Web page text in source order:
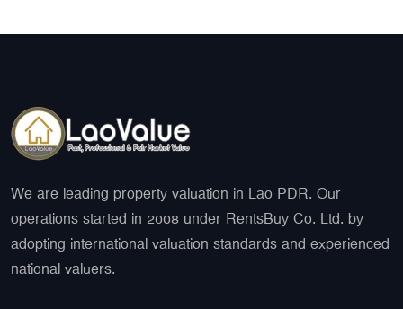
We are leading property valuation in Lao PDR. Our
operations started in 2008 under RentsBuy Co. Ltd. by
adopting international valuation standards and experienced
national valuers.